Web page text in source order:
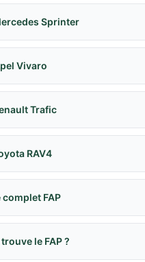
Sprinter
Vivaro
Trafic
RAV4
complet FAP
le FAP ?